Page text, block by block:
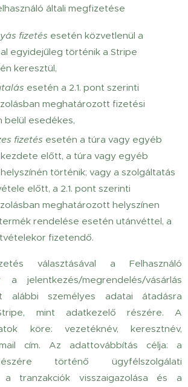
általi megfizetése
fizetés esetén közvetlenül a
egyidejűleg történik a Stripe
keresztül,
esetén a 2.1. pont szerinti
meghatározott fizetési
belül esedékes,
fizetés esetén a túra vagy egyéb
előtt, a túra vagy egyéb
történik; vagy a szolgáltatás
előtt, a 2.1. pont szerinti
meghatározott helyszínen
rendelése esetén utánvéttel, a
fizetendő.
választásával a Felhasználó
jelentkezés/megrendelés/vásárlás
alábbi személyes adatai átadásra
mint adatkezelő részére. A
köre: vezetéknév, keresztnév,
cím. Az adattovábbítás célja: a
történő ügyfélszolgálati
a tranzakciók visszaigazolása és a